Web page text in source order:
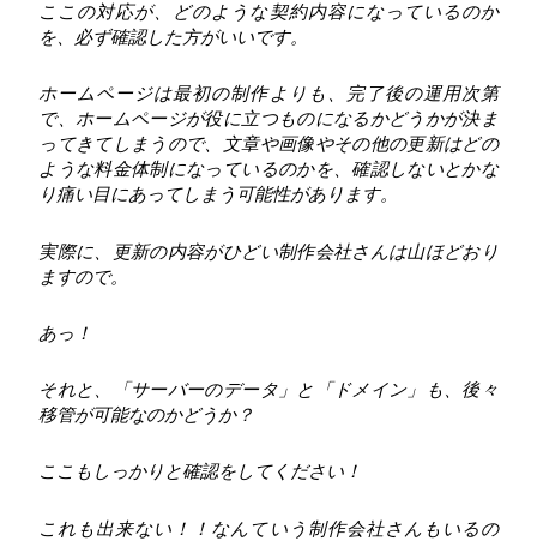
ここの対応が、どのような契約内容になっているのか
を、必ず確認した方がいいです。
ホームページは最初の制作よりも、完了後の運用次第
で、ホームページが役に立つものになるかどうかが決ま
ってきてしまうので、文章や画像やその他の更新はどの
ような料金体制になっているのかを、確認しないとかな
り痛い目にあってしまう可能性があります。
実際に、更新の内容がひどい制作会社さんは山ほどおり
ますので。
あっ！
それと、「サーバーのデータ」と「ドメイン」も、後々
移管が可能なのかどうか？
ここもしっかりと確認をしてください！
これも出来ない！！なんていう制作会社さんもいるの